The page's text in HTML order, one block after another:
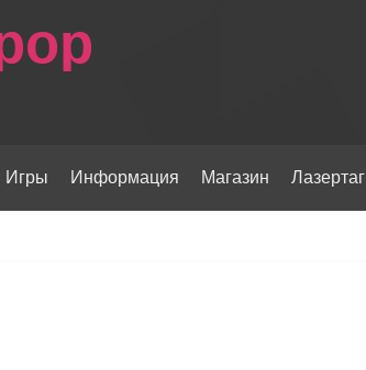
Игры Информация Магазин Лазертаг